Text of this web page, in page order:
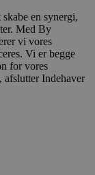
en synergi,
Med By
vi vores
Vi er begge
for vores
afslutter Indehaver